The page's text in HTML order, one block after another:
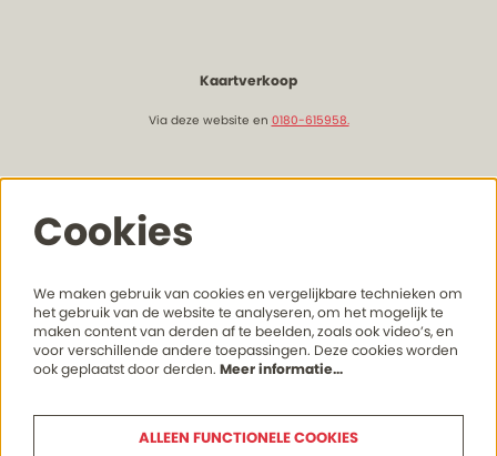
Kaartverkoop
Via deze website en 0180-615958.
Openingstijden & bereikbaarheid
Lees hier meer onze actuele openingstijden
Volg ons
Cookies
We maken gebruik van cookies en vergelijkbare technieken om
het gebruik van de website te analyseren, om het mogelijk te
maken content van derden af te beelden, zoals ook video’s, en
voor verschillende andere toepassingen. Deze cookies worden
ook geplaatst door derden. Meer informatie…
ALLEEN FUNCTIONELE COOKIES